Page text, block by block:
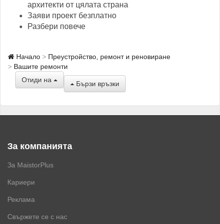
архитекти от цялата страна
Заяви проект безплатно
Разбери повече
Начало
Преустройство, ремонт и реновиране
Вашите ремонти
Отиди на
Бързи връзки
За компанията
За MaistorPlus
Кариери
Реклама
Свържете се с нас